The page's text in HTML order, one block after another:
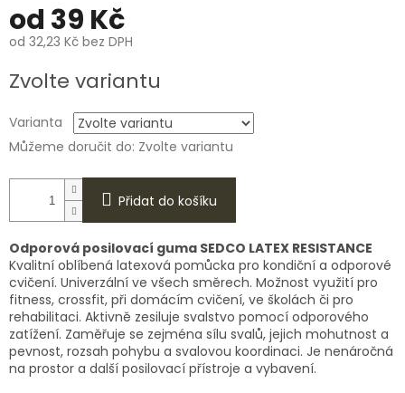
od 39 Kč
od 32,23 Kč bez DPH
cena:
Zvolte variantu
Varianta
Můžeme doručit do: Zvolte variantu
Přidat do košíku
Odporová posilovací guma SEDCO LATEX RESISTANCE
Kvalitní oblíbená latexová pomůcka pro kondiční a odporové
cvičení. Univerzální ve všech směrech. Možnost využití pro
fitness, crossfit, při domácím cvičení, ve školách či pro
rehabilitaci. Aktivně zesiluje svalstvo pomocí odporového
zatížení. Zaměřuje se zejména sílu svalů, jejich mohutnost a
pevnost, rozsah pohybu a svalovou koordinaci. Je nenáročná
na prostor a další posilovací přístroje a vybavení.